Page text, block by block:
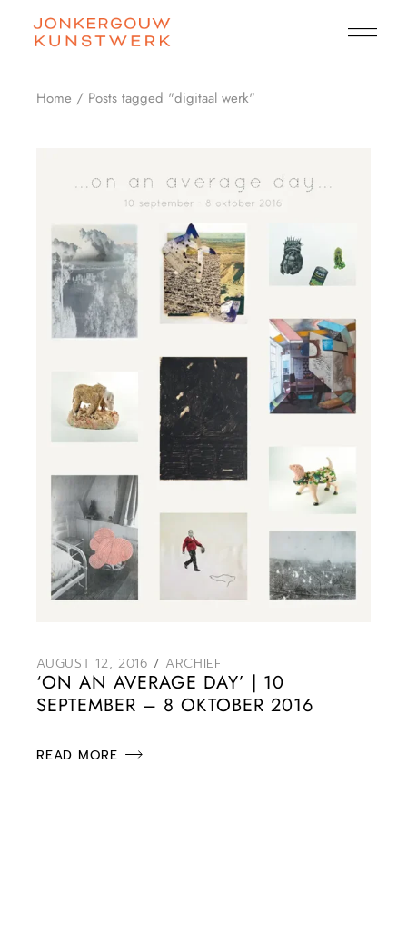
content
Home Posts tagged "digitaal werk"
AUGUST 12, 2016 ARCHIEF
‘ON AN AVERAGE DAY’ | 10
SEPTEMBER – 8 OKTOBER 2016
READ MORE